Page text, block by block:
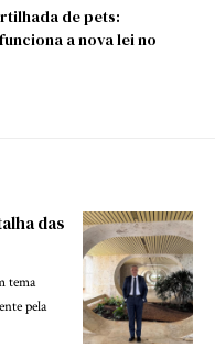
de pets:
a nova lei no
das
tema
pela